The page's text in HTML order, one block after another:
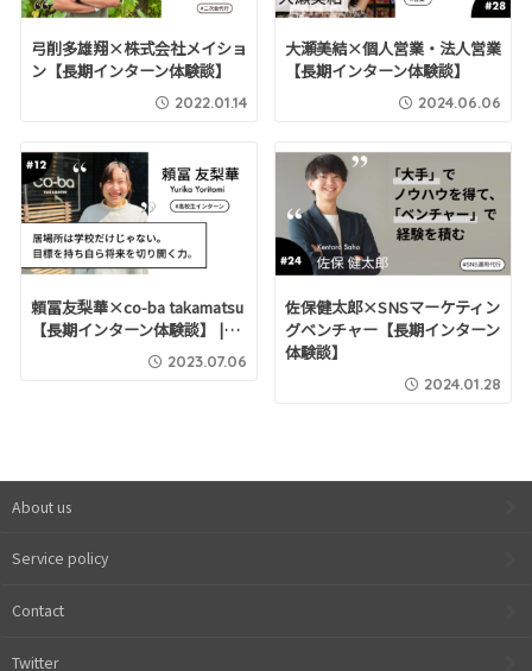
弓削多雄翔×株式会社メイショ
ン【長期インターン体験談】
2022.01.14
大瀬美結×個人営業・法人営業
【長期インターン体験談】
2024.06.06
頼冨友梨華×co-ba takamatsu
【長期インターン体験談】 |…
2023.07.06
佐保健太郎×SNSマーケティン
グベンチャー【長期インターン
体験談】
2024.01.28
About us
Service policy
Contact
Twitter